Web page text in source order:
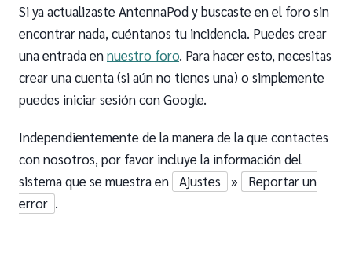
Si ya actualizaste AntennaPod y buscaste en el foro sin
encontrar nada, cuéntanos tu incidencia. Puedes crear
una entrada ennuestro foro. Para hacer esto, necesitas
crear una cuenta (si aún no tienes una) o simplemente
puedes iniciar sesión con Google.
Independientemente de la manera de la que contactes
con nosotros, por favor incluye la información del
sistema que se muestra en Ajustes »
Reportar un
error .